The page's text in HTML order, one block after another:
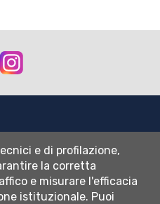
Linkedin
e di profilazione,
la corretta
e misurare l'efficacia
istituzionale. Puoi